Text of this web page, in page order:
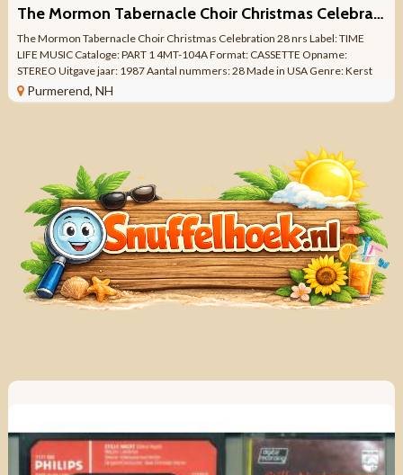
The Mormon Tabernacle Choir Christmas Celebration 28 nrs
The Mormon Tabernacle Choir Christmas Celebration 28 nrs Label: TIME
LIFE MUSIC Cataloge: PART 1 4MT-104A Format: CASSETTE Opname:
STEREO Uitgave jaar: 1987 Aantal nummers: 28 Made in USA Genre: Kerst
Kwaliteit: ZO GOED ALS ...
Purmerend, NH